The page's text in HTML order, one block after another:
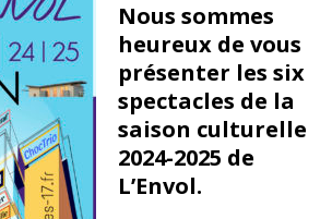
Nous sommes
heureux de vous
présenter les six
spectacles de la
saison culturelle
2024-2025 de
L’Envol.